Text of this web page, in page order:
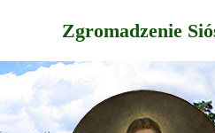
Zgromadzenie